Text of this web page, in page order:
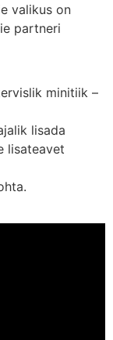
valikus on
partneri
minitiik –
lisada
lisateavet